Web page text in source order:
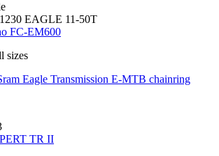
EAGLE 11-50T
FC-EM600
sizes
Eagle Transmission E-MTB chainring
TR II